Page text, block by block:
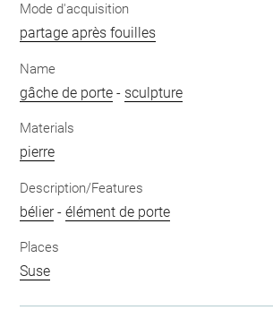
Mode d'acquisition
partage après fouilles
Name
gâche de porte - sculpture
Materials
pierre
Description/Features
bélier-élément de porte
Places
Suse